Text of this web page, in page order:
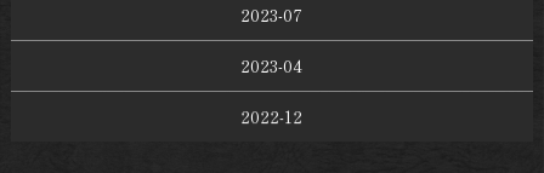
2023-07
2023-04
2022-12